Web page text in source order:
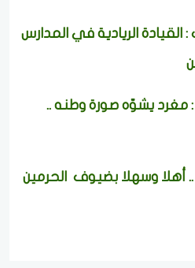
القيادة الريادية في المدارس
مغرد يشوّه صورة وطنه ..
أهلا وسهلا بضيوف الحرمين